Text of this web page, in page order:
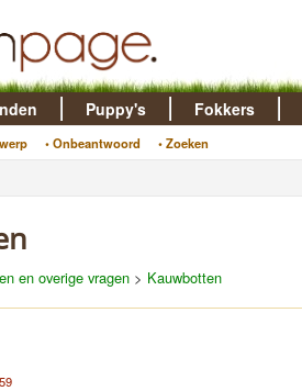
• Onbeantwoord • Zoeken
Puppy's Fokkers
en overige vragen > Kauwbotten